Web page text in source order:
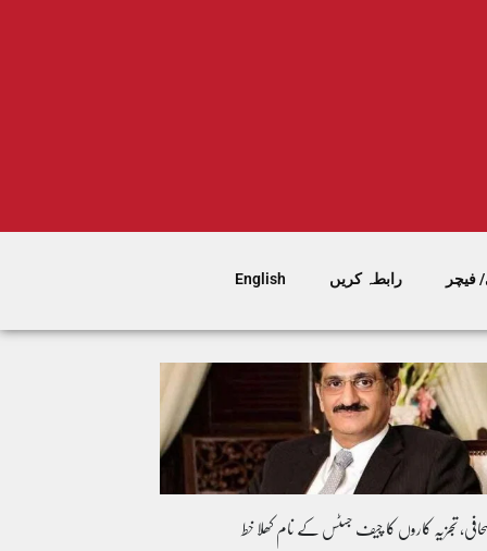
فیچر رابطہ کریں English
تجزیہ کاروں کا چیف جسٹس کے نام کھلا خط